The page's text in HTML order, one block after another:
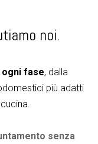
noi.
ogni fase, dalla
più adatti
senza